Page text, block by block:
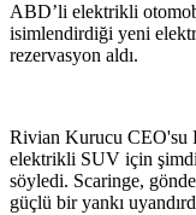
ABD’li elektrikli
isimlendirdiği yeni
rezervasyon aldı.
Rivian Kurucu CEO'su
elektrikli SUV için
söyledi. Scaringe,
güçlü bir yankı